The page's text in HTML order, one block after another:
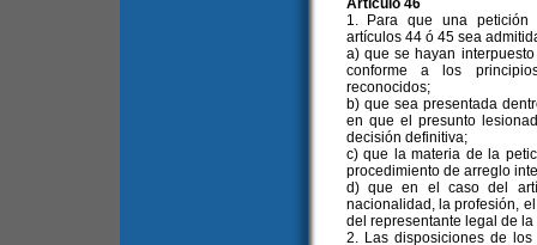
Artículo 46
1. Para que una petición
artículos 44 ó 45 sea
a) que se hayan
conforme a los
reconocidos;
b) que sea presentada
en que el presunto
decisión definitiva;
c) que la materia de la
procedimiento de arreglo
d) que en el caso del
nacionalidad, la profesión,
del representante legal de
2. Las disposiciones de